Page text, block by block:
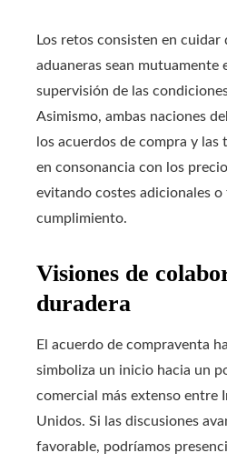
Los retos consisten en cuidar
aduaneras sean mutuamente
supervisión de las
Asimismo, ambas naciones
los acuerdos de compra y las
en consonancia con los
evitando costes adicionales o
cumplimiento.
Visiones de
duradera
El acuerdo de compraventa
simboliza un inicio hacia un
comercial más extenso entre
Unidos. Si las discusiones
favorable, podríamos